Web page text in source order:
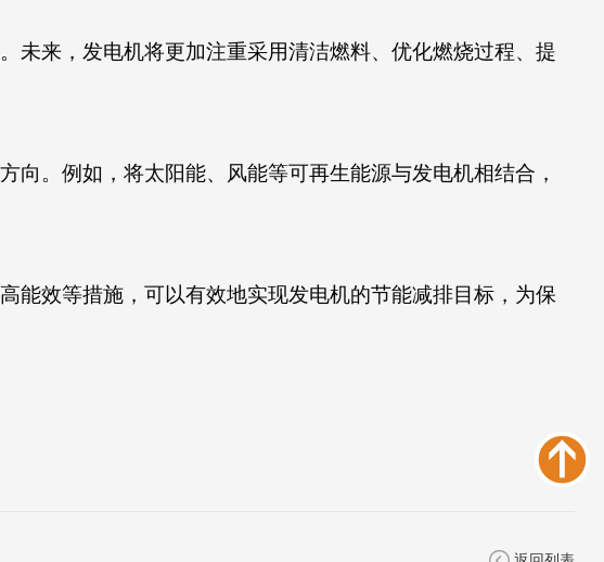
未来，发电机将更加注重采用清洁燃料、优化燃烧过程、提
。例如，将太阳能、风能等可再生能源与发电机相结合，
能效等措施，可以有效地实现发电机的节能减排目标，为保